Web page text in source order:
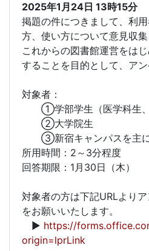
2025年1月24日 13時15分
掲題の件につきまして、利
方、使い方について意見収集
これからの図書館運営をは
することを目的として、アン
対象者：
①学部学生（医学科生、
②大学院生
③新宿キャンパスを主に
所用時間：2～3分程度
回答期限：1月30日（木）
対象者の方は下記URLより
をお願いいたします。
▶ https://
origin=lprLink